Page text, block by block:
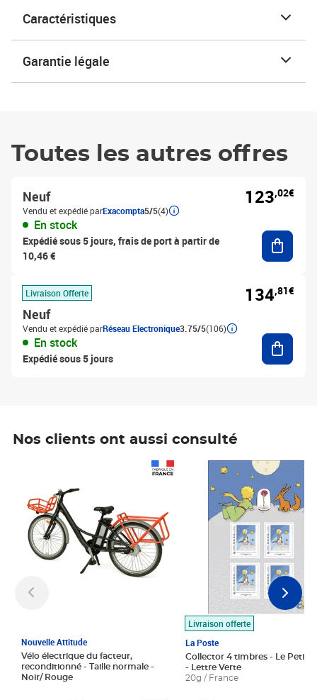
Caractéristiques
Garantie légale
Toutes les autres offres
Neuf
Vendu et expédié parExacompta5/5(4)
En stock
Expédié sous 5 jours, frais de port à partir de
10,46 €
123,02€
Livraison Offerte
Neuf
Vendu et expédié parRéseau Electronique3.75/5(106)
En stock
Expédié sous 5 jours
134,81€
Nos clients ont aussi consulté
Nouvelle Attitude
Vélo électrique du facteur,
reconditionné - Taille normale -
Noir/ Rouge
Livraison offerte
La Poste
Collector 4 timbres - Le Petit
- Lettre Verte
20g / France
Prix 7,50€